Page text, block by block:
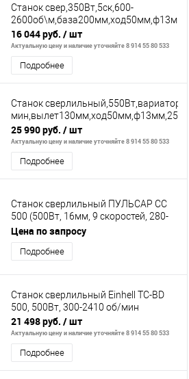
Станок свер,350Вт,5ск,600-
16 044 руб. / шт
Актуальную цену и наличие уточняйте 8 914 55 80 533
Подробнее
Станок
25 990 руб. / шт
Актуальную цену и наличие уточняйте 8 914 55 80 533
Подробнее
Станок сверлильный ПУЛЬСАР СС
500 (500Вт, 16мм, 9 скоростей, 280-
2350 об/мин, 20 кг) + тиски
Цена по запросу
Подробнее
Станок сверлильный Einhell TC-BD
500, 500Вт, 300-2410 об/мин
21 498 руб. / шт
Актуальную цену и наличие уточняйте 8 914 55 80 533
Подробнее